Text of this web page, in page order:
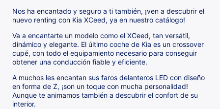
Nos ha encantado y seguro a ti también, ¡ven a descubrir el
nuevo renting con Kia XCeed, ya en nuestro catálogo!
Va a encantarte un modelo como el XCeed, tan versátil,
dinámico y elegante. El último coche de Kia es un crossover
cupé, con todo el equipamiento necesario para conseguir
obtener una conducción fiable y eficiente.
A muchos les encantan sus faros delanteros LED con diseño
en forma de Z, ¡son un toque con mucha personalidad!
Aunque te animamos también a descubrir el confort de su
interior.